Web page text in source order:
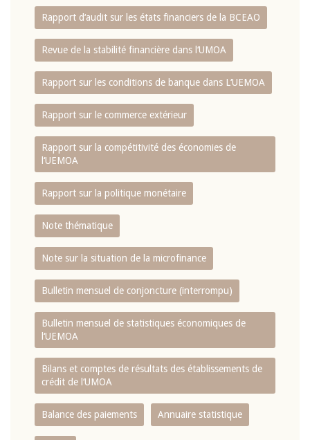
Rapport d‘audit sur les états financiers de la BCEAO
Revue de la stabilité financière dans l‘UMOA
Rapport sur les conditions de banque dans L‘UEMOA
Rapport sur le commerce extérieur
Rapport sur la compétitivité des économies de
l‘UEMOA
Rapport sur la politique monétaire
Note thématique
Note sur la situation de la microfinance
Bulletin mensuel de conjoncture (interrompu)
Bulletin mensuel de statistiques économiques de
l‘UEMOA
Bilans et comptes de résultats des établissements de
crédit de l‘UMOA
Balance des paiements Annuaire statistique